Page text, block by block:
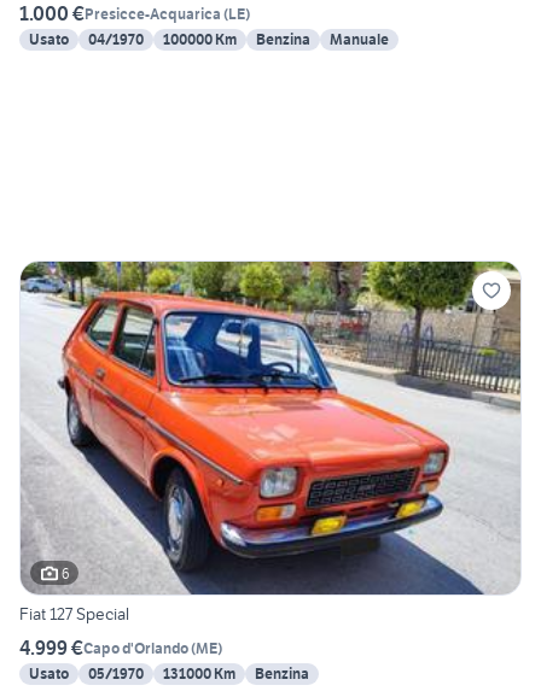
1.000 €Presicce-Acquarica (LE)
Usato
04/1970 100000 Km Benzina Manuale
6
Fiat 127 Special
4.999 €Capo d'Orlando(ME)
Usato
05/1970 131000 Km Benzina